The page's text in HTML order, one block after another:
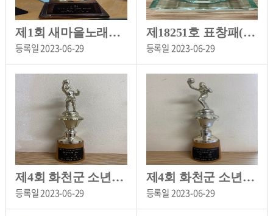
제1회 새마을노래합창 경연대회 1위[용암초등학교 소장]
등록일2023-06-29
제18251호 표창패(2007 학교평가 우수교 교육장 표창)[오음초등학교 소장]
등록일2023-06-29
제4회 화천군 소년체육대회 트로피(남송구 우승)[오음초등학교 소장]
등록일2023-06-29
제4회 화천군 소년체육대회 트로피(여송구 우승)[오음초등학교 소장]
등록일2023-06-29